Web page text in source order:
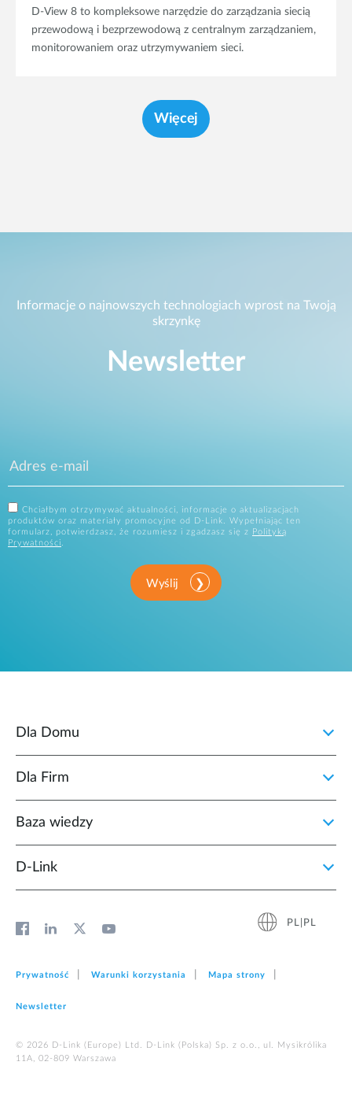
D-View 8 to kompleksowe narzędzie do zarządzania siecią
przewodową i bezprzewodową z centralnym zarządzaniem,
monitorowaniem oraz utrzymywaniem sieci.
Więcej
Informacje o najnowszych technologiach wprost na Twoją
skrzynkę
Newsletter
Chciałbym otrzymywać aktualności, informacje o aktualizacjach
produktów oraz materiały promocyjne od D-Link. Wypełniając ten
formularz, potwierdzasz, że rozumiesz i zgadzasz się z
Polityką
Prywatności.
Wyślij
Dla Domu
Dla Firm
Baza wiedzy
D‑Link
PL|PL
Prywatność Warunki korzystania Mapa strony
Newsletter
© 2026 D‑Link (Europe) Ltd. D-Link (Polska) Sp. z o.o., ul. Mysikrólika
11A, 02-809 Warszawa